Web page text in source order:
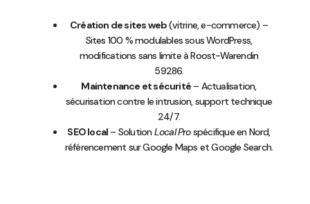
Création de sites web(vitrine, e-commerce) –
Sites 100 % modulables sous WordPress,
modifications sans limite à Roost-Warendin
59286.
Maintenance et sécurité – Actualisation,
sécurisation contre le intrusion, support technique
24/7.
SEO local – SolutionLocal Prospécifique en Nord,
référencement sur Google Maps et Google Search.